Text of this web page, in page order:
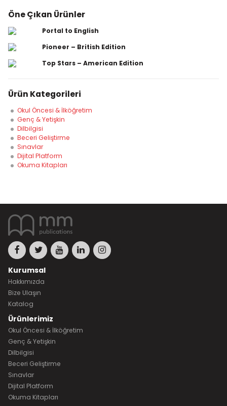
Öne Çıkan Ürünler
Portal to English
Pioneer – British Edition
Top Stars – American Edition
Ürün Kategorileri
Okul Öncesi & İlköğretim
Genç & Yetişkin
Dilbilgisi
Beceri Geliştirme
Sınavlar
Dijital Platform
Okuma Kitapları
Kurumsal
Hakkımızda
Bize Ulaşın
Katalog
Ürünlerimiz
Okul Öncesi & İlköğretim
Genç & Yetişkin
Dilbilgisi
Beceri Geliştirme
Sınavlar
Dijital Platform
Okuma Kitapları